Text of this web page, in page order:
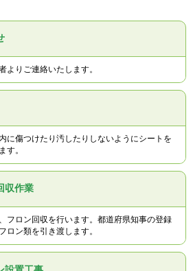
よりご連絡いたします。
に傷つけたり汚したりしないようにシートを
す。
収作業
フロン回収を行います。都道府県知事の登録
ロン類を引き渡します。